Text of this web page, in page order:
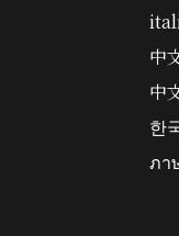
中
中
한
ภา